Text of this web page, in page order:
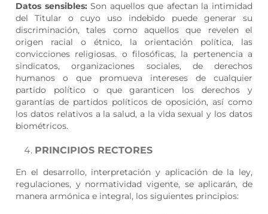
Datos sensibles: Son aquellos que afectan la intimidad
del Titular o cuyo uso indebido puede generar su
discriminación, tales como aquellos que revelen el
origen racial o étnico, la orientación política, las
convicciones religiosas. o filosóficas, la pertenencia a
sindicatos, organizaciones sociales, de derechos
humanos o que promueva intereses de cualquier
partido político o que garanticen los derechos y
garantías de partidos políticos de oposición, así como
los datos relativos a la salud, a la vida sexual y los datos
biométricos.
PRINCIPIOS RECTORES
En el desarrollo, interpretación y aplicación de la ley,
regulaciones, y normatividad vigente, se aplicarán, de
manera armónica e integral, los siguientes principios: